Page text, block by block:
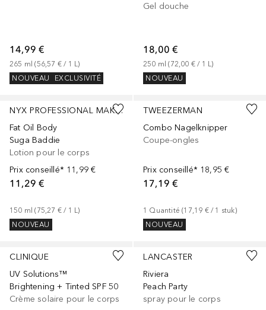
14,99 €
265 ml (56,57 € / 1 L)
NOUVEAU
EXCLUSIVITÉ
Gel douche
18,00 €
250 ml (72,00 € / 1 L)
NOUVEAU
NYX PROFESSIONAL MAKEUP
Fat Oil Body
Suga Baddie
Lotion pour le corps
Prix conseillé* 11,99 €
11,29 €
150 ml (75,27 € / 1 L)
NOUVEAU
TWEEZERMAN
Combo Nagelknipper
Coupe-ongles
Prix conseillé* 18,95 €
17,19 €
1 Quantité (17,19 € / 1 stuk)
NOUVEAU
CLINIQUE
UV Solutions™
Brightening + Tinted SPF 50
Crème solaire pour le corps
+1
LANCASTER
Riviera
Peach Party
spray pour le corps